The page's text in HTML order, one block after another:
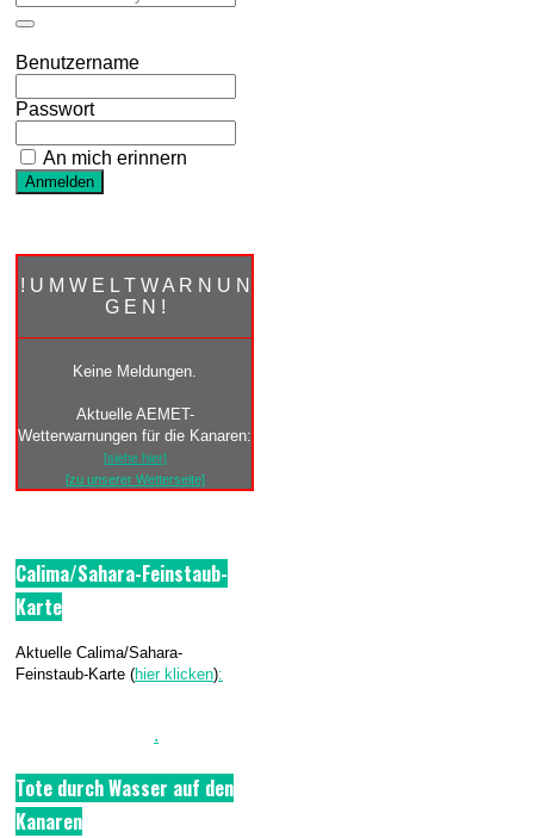
Benutzername
Passwort
An mich erinnern
! U M W E L T W A R N U N
G E N !
Keine Meldungen.
Aktuelle AEMET-
Wetterwarnungen für die Kanaren:
[siehe hier]
[zu unserer Wetterseite]
Calima/Sahara-Feinstaub-
Karte
Aktuelle Calima/Sahara-
Feinstaub-Karte (hier klicken):
.
Tote durch Wasser auf den
Kanaren